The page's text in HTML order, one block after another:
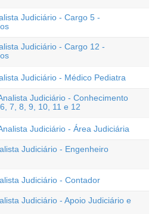
Judiciário - Cargo 5 -
Judiciário - Cargo 12 -
Judiciário - Médico Pediatra
Judiciário - Conhecimento
7, 8, 9, 10, 11 e 12
Judiciário - Área Judiciária
Judiciário - Engenheiro
Judiciário - Contador
Judiciário - Apoio Judiciário e